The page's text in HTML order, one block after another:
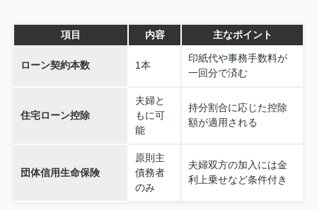
項目 内容 主なポイント
ローン契約本数 1本
印紙代や事務手数料が
一回分で済む
住宅ローン控除
夫婦と
もに可
能
持分割合に応じた控除
額が適用される
団体信用生命保険
原則主
債務者
のみ
夫婦双方の加入には金
利上乗せなど条件付き